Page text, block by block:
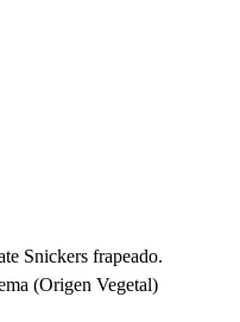
Snickers frapeado.
(Origen Vegetal)